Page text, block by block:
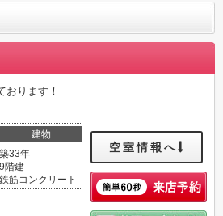
ります！
建物
築33年
9階建
鉄筋コンクリート
空室情報へ